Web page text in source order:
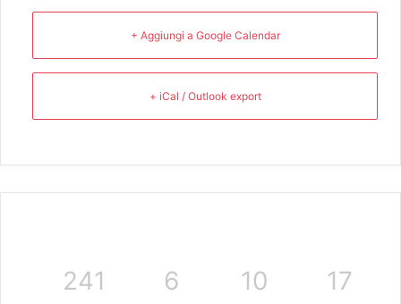
+ Aggiungi a Google Calendar
+ iCal / Outlook export
241 6 10 17